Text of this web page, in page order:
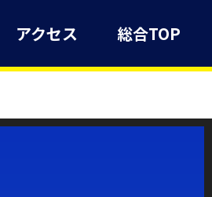
アクセス 総合TOP